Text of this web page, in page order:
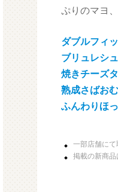
ぷりのマヨ
ダブルフィ
ブリュレシ
焼きチーズ
熟成さばお
ふんわりほ
一部店舗にて
掲載の新商品